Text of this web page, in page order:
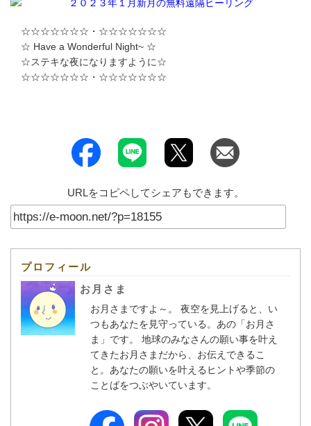
☆☆☆☆☆☆☆・☆☆☆☆☆☆☆
☆ Have a Wonderful Night~ ☆
☆ステキな夜になりますように☆
☆☆☆☆☆☆☆・☆☆☆☆☆☆☆
URLをコピペしてシェアもできます。
プロフィール
お月さま
お月さまですよ～。 夜空を見上げると、い
つもあなたを見守っている。あの「お月さ
ま」です。 地球のみなさんの願い事を叶え
てきたお月さまだから、お伝えできるこ
と。あなたの願いを叶えるヒントや季節の
ことばをつぶやいています。